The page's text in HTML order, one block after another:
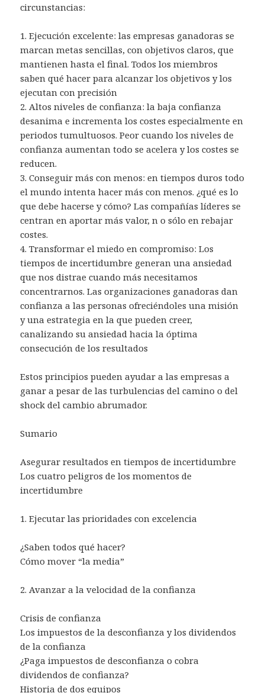
circunstancias:
1. Ejecución excelente: las empresas ganadoras se
marcan metas sencillas, con objetivos claros, que
mantienen hasta el final. Todos los miembros
saben qué hacer para alcanzar los objetivos y los
ejecutan con precisión
2. Altos niveles de confianza: la baja confianza
desanima e incrementa los costes especialmente en
periodos tumultuosos. Peor cuando los niveles de
confianza aumentan todo se acelera y los costes se
reducen.
3. Conseguir más con menos: en tiempos duros todo
el mundo intenta hacer más con menos. ¿qué es lo
que debe hacerse y cómo? Las compañías líderes se
centran en aportar más valor, n o sólo en rebajar
costes.
4. Transformar el miedo en compromiso: Los
tiempos de incertidumbre generan una ansiedad
que nos distrae cuando más necesitamos
concentrarnos. Las organizaciones ganadoras dan
confianza a las personas ofreciéndoles una misión
y una estrategia en la que pueden creer,
canalizando su ansiedad hacia la óptima
consecución de los resultados
Estos principios pueden ayudar a las empresas a
ganar a pesar de las turbulencias del camino o del
shock del cambio abrumador.
Sumario
Asegurar resultados en tiempos de incertidumbre
Los cuatro peligros de los momentos de
incertidumbre
1. Ejecutar las prioridades con excelencia
¿Saben todos qué hacer?
Cómo mover “la media”
2. Avanzar a la velocidad de la confianza
Crisis de confianza
Los impuestos de la desconfianza y los dividendos
de la confianza
¿Paga impuestos de desconfianza o cobra
dividendos de confianza?
Historia de dos equipos